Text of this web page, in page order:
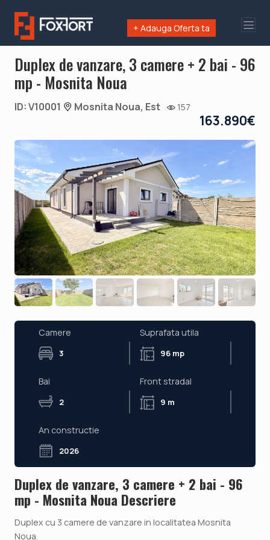
+ Adauga Oferta ta
Duplex de vanzare, 3 camere + 2 bai - 96
mp - Mosnita Noua
ID: V10001 Mosnita Noua, Est 157
163.890€
Camere
3
Suprafata utila
96 mp
Bai
2
Front stradal
9 m
An constructie
2026
Duplex de vanzare, 3 camere + 2 bai - 96
mp - Mosnita Noua Descriere
Duplex cu 3 camere de vanzare in localitatea Mosnita
Noua.